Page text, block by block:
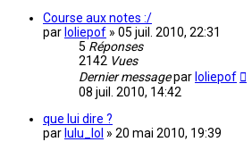
Course aux notes :/
par loliepof » 05 juil. 2010, 22:31
5 Réponses
2142 Vues
Dernier messagepar loliepof
08 juil. 2010, 14:42
que lui dire ?
par lulu_lol » 20 mai 2010, 19:39